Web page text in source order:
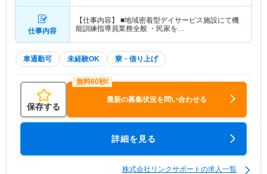
仕事内容
【仕事内容】 ■地域密着型デイサービス施設にて機
能訓練指導員業務全般 ・民家を…
車通勤可 未経験OK 寮・借り上げ
保存する
最新の募集状況を問い合わせる
詳細を見る
株式会社リンクサポートの求人一覧